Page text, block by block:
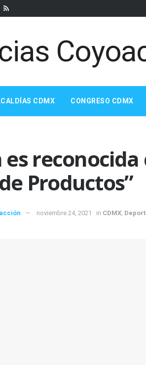
CDMX CONGRESO CDMX
es
Productos”
noviembre 24, 2021 in CDMX